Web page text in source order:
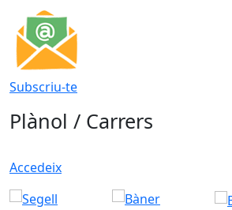
Subscriu-te
Plànol / Carrers
Accedeix